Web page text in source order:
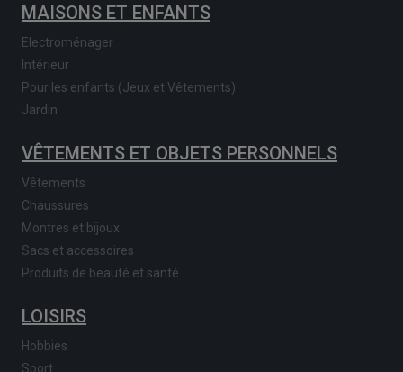
MAISONS ET ENFANTS
Electroménager
Intérieur
Pour les enfants (Jeux et Vêtements)
Jardin
VÊTEMENTS ET OBJETS PERSONNELS
Vêtements
Chaussures
Montres et bijoux
Sacs et accessoires
Produits de beauté et santé
LOISIRS
Hobbies
Sport